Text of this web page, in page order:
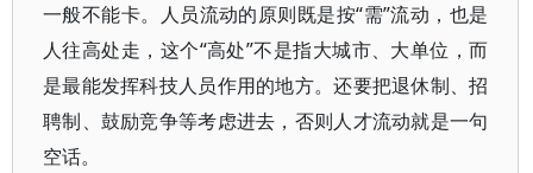
一般不能卡。人员流动的原则既是按“需”流动，也是
人往高处走，这个“高处”不是指大城市、大单位，而
是最能发挥科技人员作用的地方。还要把退休制、招
聘制、鼓励竞争等考虑进去，否则人才流动就是一句
空话。